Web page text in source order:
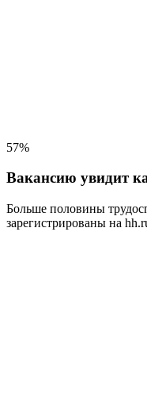
57%
Вакансию увидит
Больше половины
зарегистрированы на